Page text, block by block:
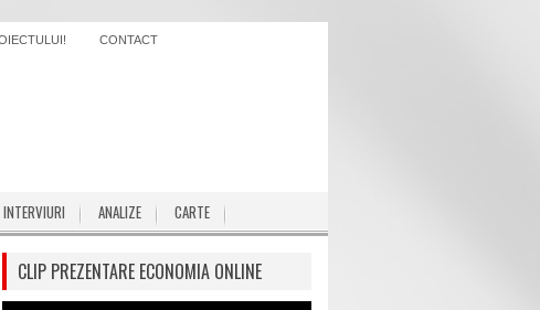
CONTACT
INTERVIURI ANALIZE CARTE
CLIP PREZENTARE ECONOMIA ONLINE